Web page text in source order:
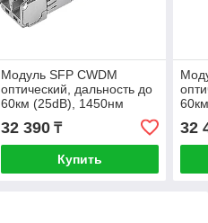
Модуль SFP CWDM
оптический, дальность до
60км (25dB), 1450нм
32 390₸
Купить
32